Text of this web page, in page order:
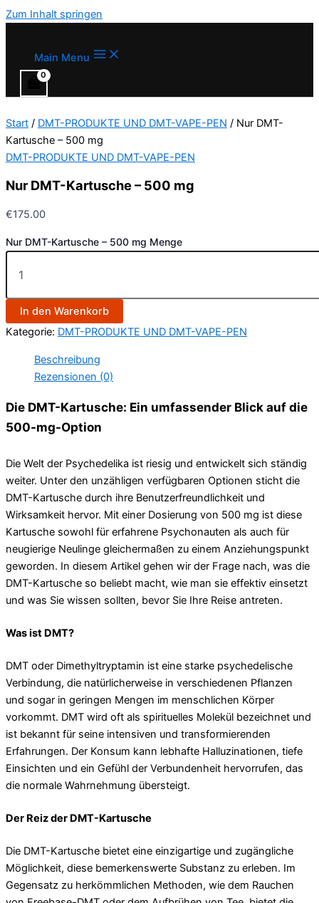
Zum Inhalt springen
Main Menu
Start / DMT-PRODUKTE UND DMT-VAPE-PEN / Nur DMT-
Kartusche – 500 mg
DMT-PRODUKTE UND DMT-VAPE-PEN
Nur DMT-Kartusche – 500 mg
€175.00
Nur DMT-Kartusche – 500 mg Menge
In den Warenkorb
Kategorie: DMT-PRODUKTE UND DMT-VAPE-PEN
Beschreibung
Rezensionen (0)
Die DMT-Kartusche: Ein umfassender Blick auf die
500-mg-Option
Die Welt der Psychedelika ist riesig und entwickelt sich ständig
weiter. Unter den unzähligen verfügbaren Optionen sticht die
DMT-Kartusche durch ihre Benutzerfreundlichkeit und
Wirksamkeit hervor. Mit einer Dosierung von 500 mg ist diese
Kartusche sowohl für erfahrene Psychonauten als auch für
neugierige Neulinge gleichermaßen zu einem Anziehungspunkt
geworden. In diesem Artikel gehen wir der Frage nach, was die
DMT-Kartusche so beliebt macht, wie man sie effektiv einsetzt
und was Sie wissen sollten, bevor Sie Ihre Reise antreten.
Was ist DMT?
DMT oder Dimethyltryptamin ist eine starke psychedelische
Verbindung, die natürlicherweise in verschiedenen Pflanzen
und sogar in geringen Mengen im menschlichen Körper
vorkommt. DMT wird oft als spirituelles Molekül bezeichnet und
ist bekannt für seine intensiven und transformierenden
Erfahrungen. Der Konsum kann lebhafte Halluzinationen, tiefe
Einsichten und ein Gefühl der Verbundenheit hervorrufen, das
die normale Wahrnehmung übersteigt.
Der Reiz der DMT-Kartusche
Die DMT-Kartusche bietet eine einzigartige und zugängliche
Möglichkeit, diese bemerkenswerte Substanz zu erleben. Im
Gegensatz zu herkömmlichen Methoden, wie dem Rauchen